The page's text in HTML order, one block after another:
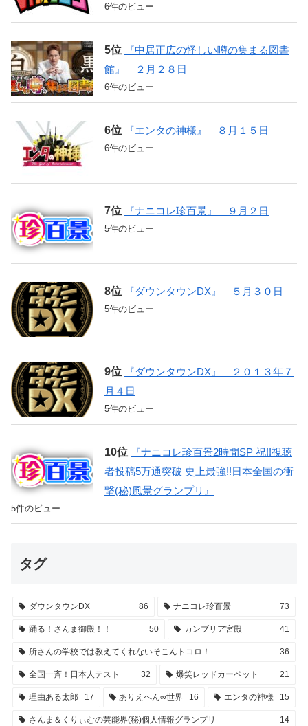
6件のビュー
『中居正広の怪しい噂の集まる図書
館』 ２月２８日
6件のビュー
『エンタの神様』 ８月１５日
6件のビュー
『ナニコレ珍百景』 ９月２日
5件のビュー
『ダウンタウンDX』 ５月３０日
5件のビュー
『ダウンタウンDX』 ２０１３年７
月４日
5件のビュー
『ナニコレ珍百景2時間SP 祝!!視聴
者投稿5万通突破 史上最強!!日本全国の衝
撃(秘)風景グランプリ』
5件のビュー
タグ
ダウンタウンDX 86 ナニコレ珍百景 73
踊る！さんま御殿！！ 50 カンブリア宮殿 41
所さんの学校では教えてくれないそこんトコロ！ 36
全国一斉！日本人テスト 32 爆笑レッドカーペット 21
理由ある太郎 17 ありえへん∞世界 16 エンタの神様 15
さんま＆くりぃむの芸能界(秘)個人情報グランプリ 14